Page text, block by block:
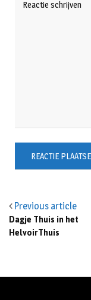
Previous article
Dagje Thuis in het
HelvoirThuis